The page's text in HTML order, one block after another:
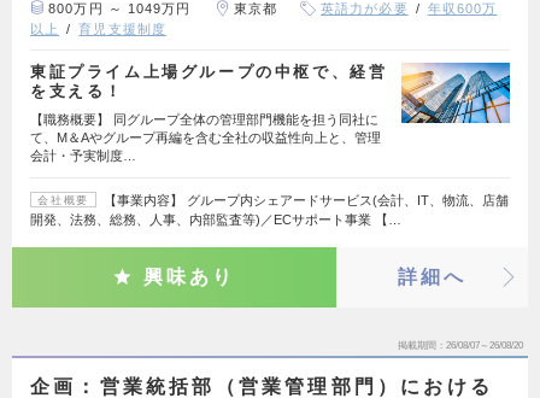
800万円 ～ 1049万円 東京都 英語力が必要
年収600万
以上
育児支援制度
東証プライム上場グループの中枢で、経営
を支える！
【職務概要】 同グループ全体の管理部門機能を担う同社に
て、M＆Aやグループ再編を含む全社の収益性向上と、管理
会計・予実制度…
会社概要
【事業内容】 グループ内シェアードサービス(会計、IT、物流、店舗
開発、法務、総務、人事、内部監査等)／ECサポート事業 【…
興味あり 詳細へ
掲載期間 26/08/07～26/08/20
企画：営業統括部（営業管理部門）における